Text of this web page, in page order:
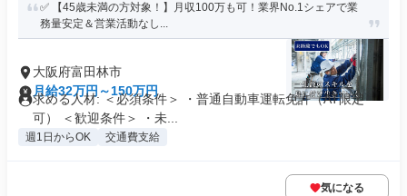
✅ 【45歳未満の方対象！】月収100万も可！業界No.1シェアで業
務量安定＆営業活動なし...
大阪府富田林市
月給32万円～150万円
求める人材: ＜必須条件＞ ・普通自動車運転免許（AT限定
可） ＜歓迎条件＞ ・未...
週1日からOK 交通費支給
気になる